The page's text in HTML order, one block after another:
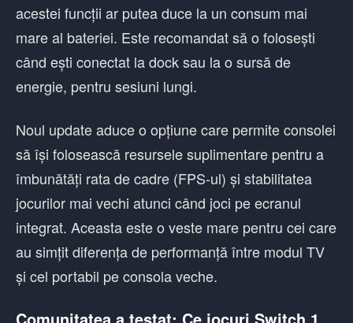
acestei funcții ar putea duce la un consum mai
mare al bateriei. Este recomandat să o folosești
când ești conectat la dock sau la o sursă de
energie, pentru sesiuni lungi.
Noul update aduce o opțiune care permite consolei
să își folosească resursele suplimentare pentru a
îmbunătăți rata de cadre (FPS-ul) și stabilitatea
jocurilor mai vechi atunci când joci pe ecranul
integrat. Aceasta este o veste mare pentru cei care
au simțit diferența de performanță între modul TV
și cel portabil pe consola veche.